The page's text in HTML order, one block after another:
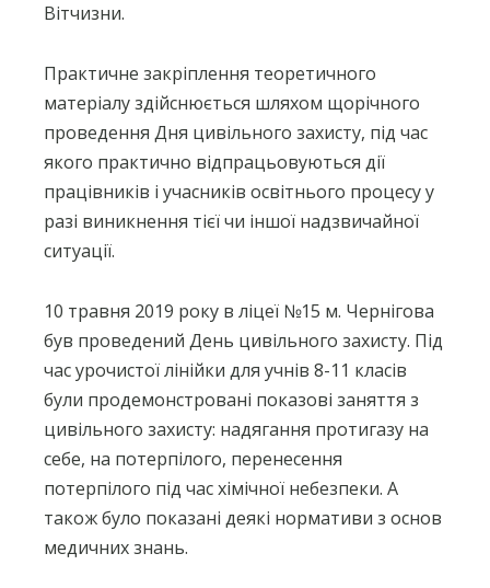
Вітчизни.
Практичне закріплення теоретичного
матеріалу здійснюється шляхом щорічного
проведення Дня цивільного захисту, під час
якого практично відпрацьовуються дії
працівників і учасників освітнього процесу у
разі виникнення тієї чи іншої надзвичайної
ситуації.
10 травня 2019 року в ліцеї №15 м. Чернігова
був проведений День цивільного захисту. Під
час урочистої лінійки для учнів 8-11 класів
були продемонстровані показові заняття з
цивільного захисту: надягання протигазу на
себе, на потерпілого, перенесення
потерпілого під час хімічної небезпеки. А
також було показані деякі нормативи з основ
медичних знань.